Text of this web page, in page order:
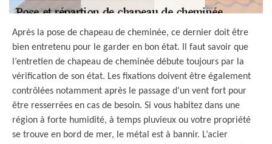
Après la pose de chapeau de cheminée, ce dernier doit être
bien entretenu pour le garder en bon état. Il faut savoir que
l’entretien de chapeau de cheminée débute toujours par la
vérification de son état. Les fixations doivent être également
contrôlées notamment après le passage d’un vent fort pour
être resserrées en cas de besoin. Si vous habitez dans une
région à forte humidité, à temps pluvieux ou votre propriété
se trouve en bord de mer, le métal est à bannir. L’acier